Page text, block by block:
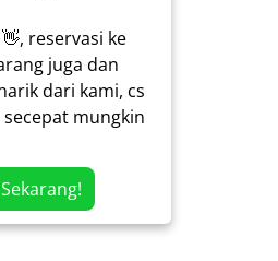
reservasi ke
juga dan
dari kami, cs
mungkin